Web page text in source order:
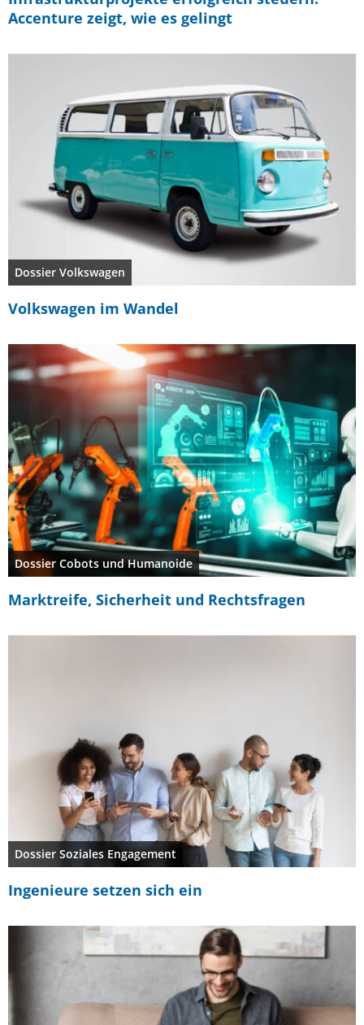
Accenture zeigt, wie es gelingt
Dossier Volkswagen
Volkswagen im Wandel
Dossier Cobots und Humanoide
Marktreife, Sicherheit und Rechtsfragen
Dossier Soziales Engagement
Ingenieure setzen sich ein